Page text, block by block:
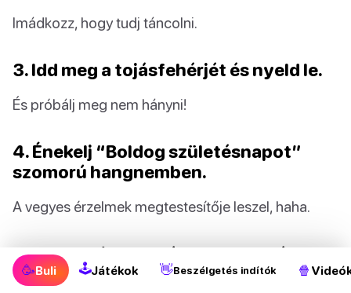
Imádkozz, hogy tudj táncolni.
3. Idd meg a tojásfehérjét és nyeld le.
És próbálj meg nem hányni!
4. Énekelj “Boldog születésnapot”
szomorú hangnemben.
A vegyes érzelmek megtestesítője leszel, haha.
5. Olvass visszafelé egy bekezdést a
kedvenc könyvedből.
🥳Buli 🕹Játékok 👋Beszélgetés indítók 🍿